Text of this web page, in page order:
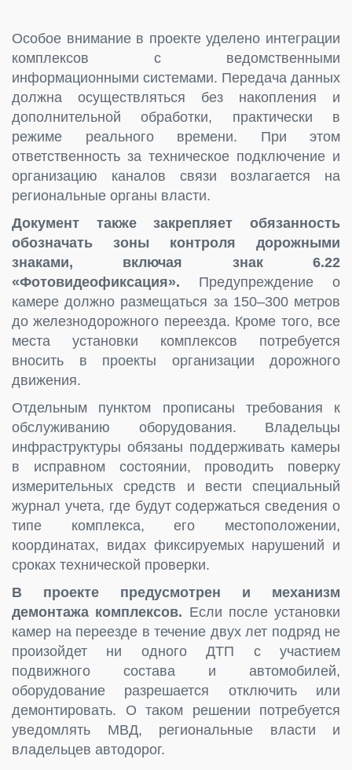
Особое внимание в проекте уделено интеграции
комплексов с ведомственными
информационными системами. Передача данных
должна осуществляться без накопления и
дополнительной обработки, практически в
режиме реального времени. При этом
ответственность за техническое подключение и
организацию каналов связи возлагается на
региональные органы власти.
Документ также закрепляет обязанность
обозначать зоны контроля дорожными
знаками, включая знак 6.22
«Фотовидеофиксация». Предупреждение о
камере должно размещаться за 150–300 метров
до железнодорожного переезда. Кроме того, все
места установки комплексов потребуется
вносить в проекты организации дорожного
движения.
Отдельным пунктом прописаны требования к
обслуживанию оборудования. Владельцы
инфраструктуры обязаны поддерживать камеры
в исправном состоянии, проводить поверку
измерительных средств и вести специальный
журнал учета, где будут содержаться сведения о
типе комплекса, его местоположении,
координатах, видах фиксируемых нарушений и
сроках технической проверки.
В проекте предусмотрен и механизм
демонтажа комплексов. Если после установки
камер на переезде в течение двух лет подряд не
произойдет ни одного ДТП с участием
подвижного состава и автомобилей,
оборудование разрешается отключить или
демонтировать. О таком решении потребуется
уведомлять МВД, региональные власти и
владельцев автодорог.